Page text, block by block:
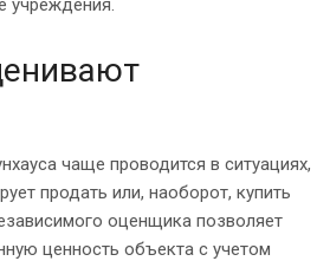
учреждения.
чаще проводится в ситуациях,
продать или, наоборот, купить
оценщика позволяет
ценность объекта с учетом